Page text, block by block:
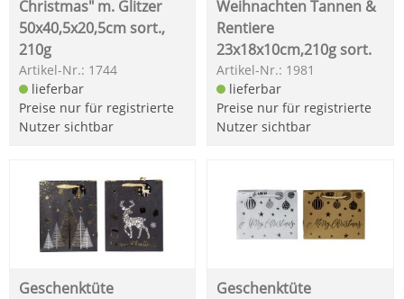
Christmas" m. Glitzer
50x40,5x20,5cm sort.,
210g
Artikel-Nr.: 1744
lieferbar
Preise nur für registrierte
Nutzer sichtbar
Weihnachten Tannen &
Rentiere
23x18x10cm,210g sort.
Artikel-Nr.: 1981
lieferbar
Preise nur für registrierte
Nutzer sichtbar
Geschenktüte
Geschenktüte